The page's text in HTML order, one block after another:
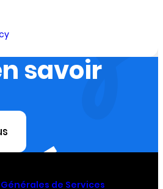
savoir
de Services